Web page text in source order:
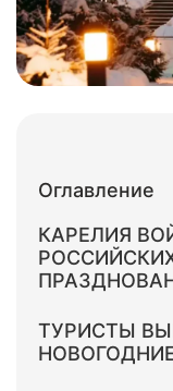
Оглавление
КАРЕЛИЯ
ТУРИСТЫ